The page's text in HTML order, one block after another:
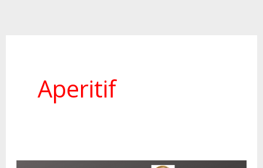
Aperitif